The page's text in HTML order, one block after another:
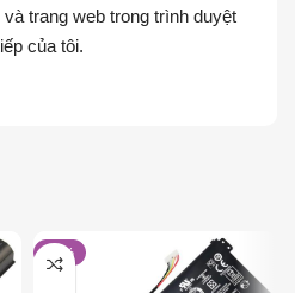
trang web trong trình duyệt
của tôi.
-14%